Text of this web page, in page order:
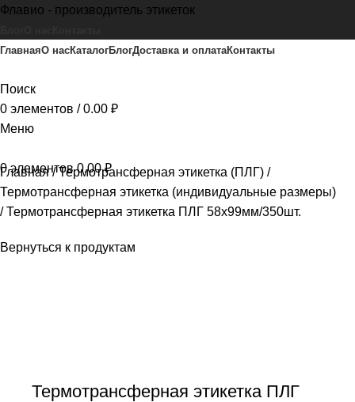
Флавио - производитель этикеток
ГлавнаяО насКаталогБлогДоставка и оплатаКонтакты
Поиск
0 элементов / 0.00 ₽
Меню
0элементов 0.00₽
Главная Термотрансферная этикетка (ПЛГ)
Термотрансферная этикетка (индивидуальные размеры)
Термотрансферная этикетка ПЛГ 58х99мм/350шт.
Вернуться к продуктам
Термотрансферная этикетка ПЛГ